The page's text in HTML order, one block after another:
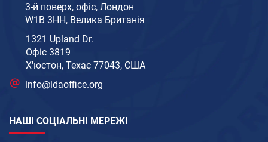
3-й поверх, офіс, Лондон
W1B 3HH, Велика Британія
1321 Upland Dr.
Офіс 3819
Х'юстон, Техас 77043, США
info@idaoffice.org
НАШІ СОЦІАЛЬНІ МЕРЕЖІ